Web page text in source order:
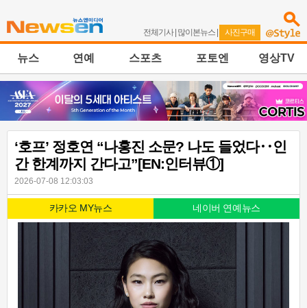
전체기사| 많이본뉴스 | 사진구매
뉴스 연예 스포츠 포토엔 영상TV
‘호프’ 정호연 “나홍진 소문? 나도 들었다‥인
간 한계까지 간다고”[EN:인터뷰①]
2026-07-08 12:03:03
카카오 MY뉴스 네이버 연예뉴스